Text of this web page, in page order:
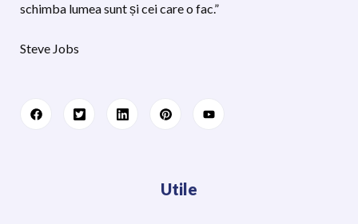
schimba lumea sunt și cei care o fac.”
Steve Jobs
Utile